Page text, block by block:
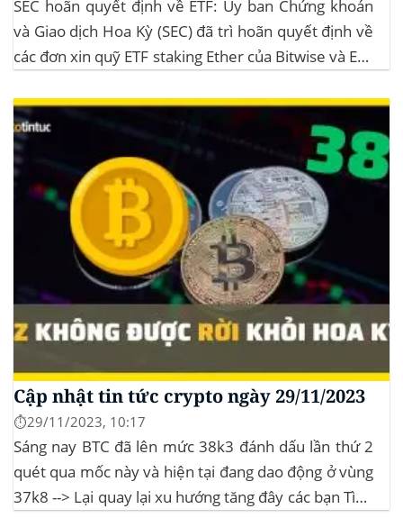
SEC hoãn quyết định về ETF: Ủy ban Chứng khoán
và Giao dịch Hoa Kỳ (SEC) đã trì hoãn quyết định về
các đơn xin quỹ ETF staking Ether của Bitwise và ETF
10/2025 để thu thập thêm ý kiến công...
Cập nhật tin tức crypto ngày 29/11/2023
⏱️29/11/2023, 10:17
Sáng nay BTC đã lên mức 38k3 đánh dấu lần thứ 2
quét qua mốc này và hiện tại đang dao động ở vùng
37k8 --> Lại quay lại xu hướng tăng đây các bạn Tình